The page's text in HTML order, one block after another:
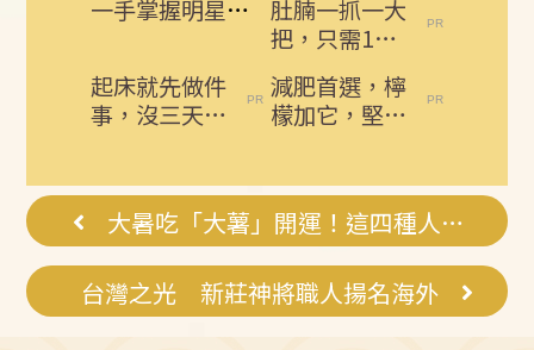
一手掌握明星動態 即刻下載娛樂星聞APP
肚腩一抓一大
把，只需1個
瘦一個
起床就先做件
事，沒三天小
小！
減肥首選，檸
檬加它，堅持
疑人生
大暑吃「大薯」開運！這四種人旺到鬼門開
台灣之光 新莊神將職人揚名海外